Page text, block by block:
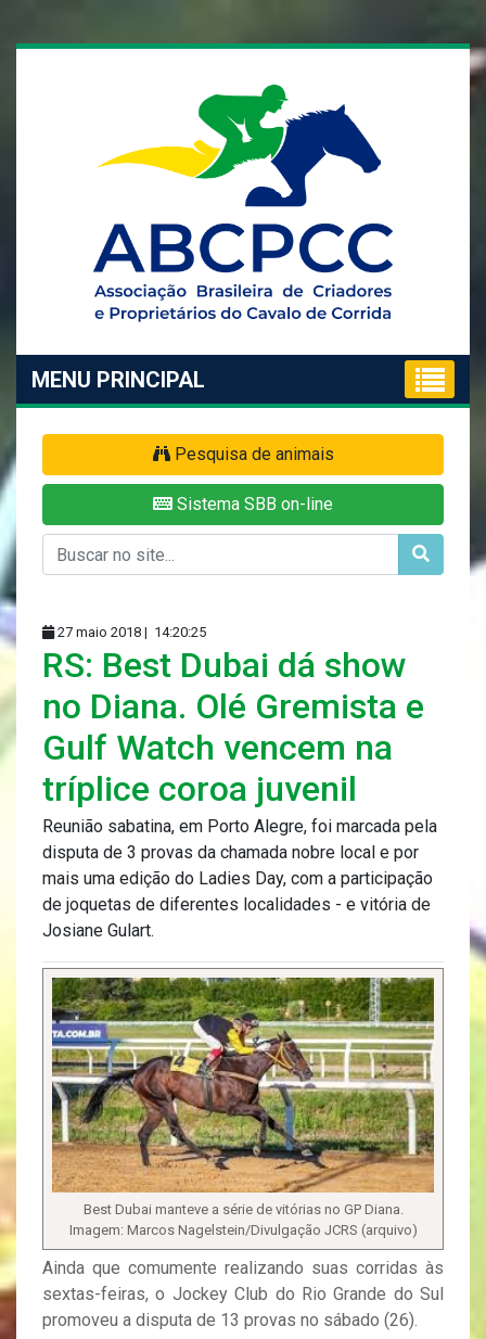
MENU PRINCIPAL
Pesquisa de animais
Sistema SBB on-line
27 maio 2018 | 14:20:25
RS: Best Dubai dá show
no Diana. Olé Gremista e
Gulf Watch vencem na
tríplice coroa juvenil
Reunião sabatina, em Porto Alegre, foi marcada pela
disputa de 3 provas da chamada nobre local e por
mais uma edição do Ladies Day, com a participação
de joquetas de diferentes localidades - e vitória de
Josiane Gulart.
Best Dubai manteve a série de vitórias no GP Diana.
Imagem: Marcos Nagelstein/Divulgação JCRS (arquivo)
Ainda que comumente realizando suas corridas às
sextas-feiras, o Jockey Club do Rio Grande do Sul
promoveu a disputa de 13 provas no sábado (26).